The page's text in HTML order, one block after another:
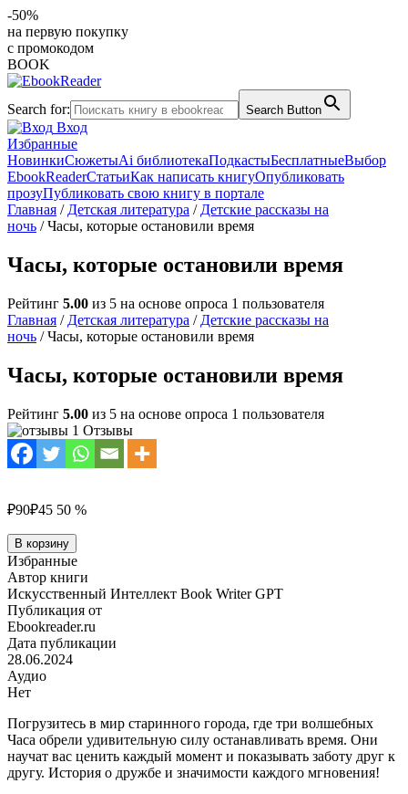
-50%
на первую покупку
с промокодом
BOOK
Search for: Search Button
Вход
Избранные
НовинкиСюжетыAi библиотекаПодкастыБесплатныеВыбор
EbookReaderСтатьиКак написать книгуОпубликовать
прозуПубликовать свою книгу в портале
Главная / Детская литература / Детские рассказы на
ночь / Часы, которые остановили время
Часы, которые остановили время
Рейтинг 5.00 из 5 на основе опроса 1 пользователя
Главная / Детская литература / Детские рассказы на
ночь / Часы, которые остановили время
Часы, которые остановили время
Рейтинг 5.00 из 5 на основе опроса 1 пользователя
1 Отзывы
₽90₽45 50 %
Количество
товара
Часы,
которые
остановили
время
В корзину
Избранные
Автор книги
Искусственный Интеллект Book Writer GPT
Публикация от
Ebookreader.ru
Дата публикации
28.06.2024
Аудио
Нет
Погрузитесь в мир старинного города, где три волшебных
Часа обрели удивительную силу останавливать время. Они
научат вас ценить каждый момент и показывать заботу друг к
другу. История о дружбе и значимости каждого мгновения!